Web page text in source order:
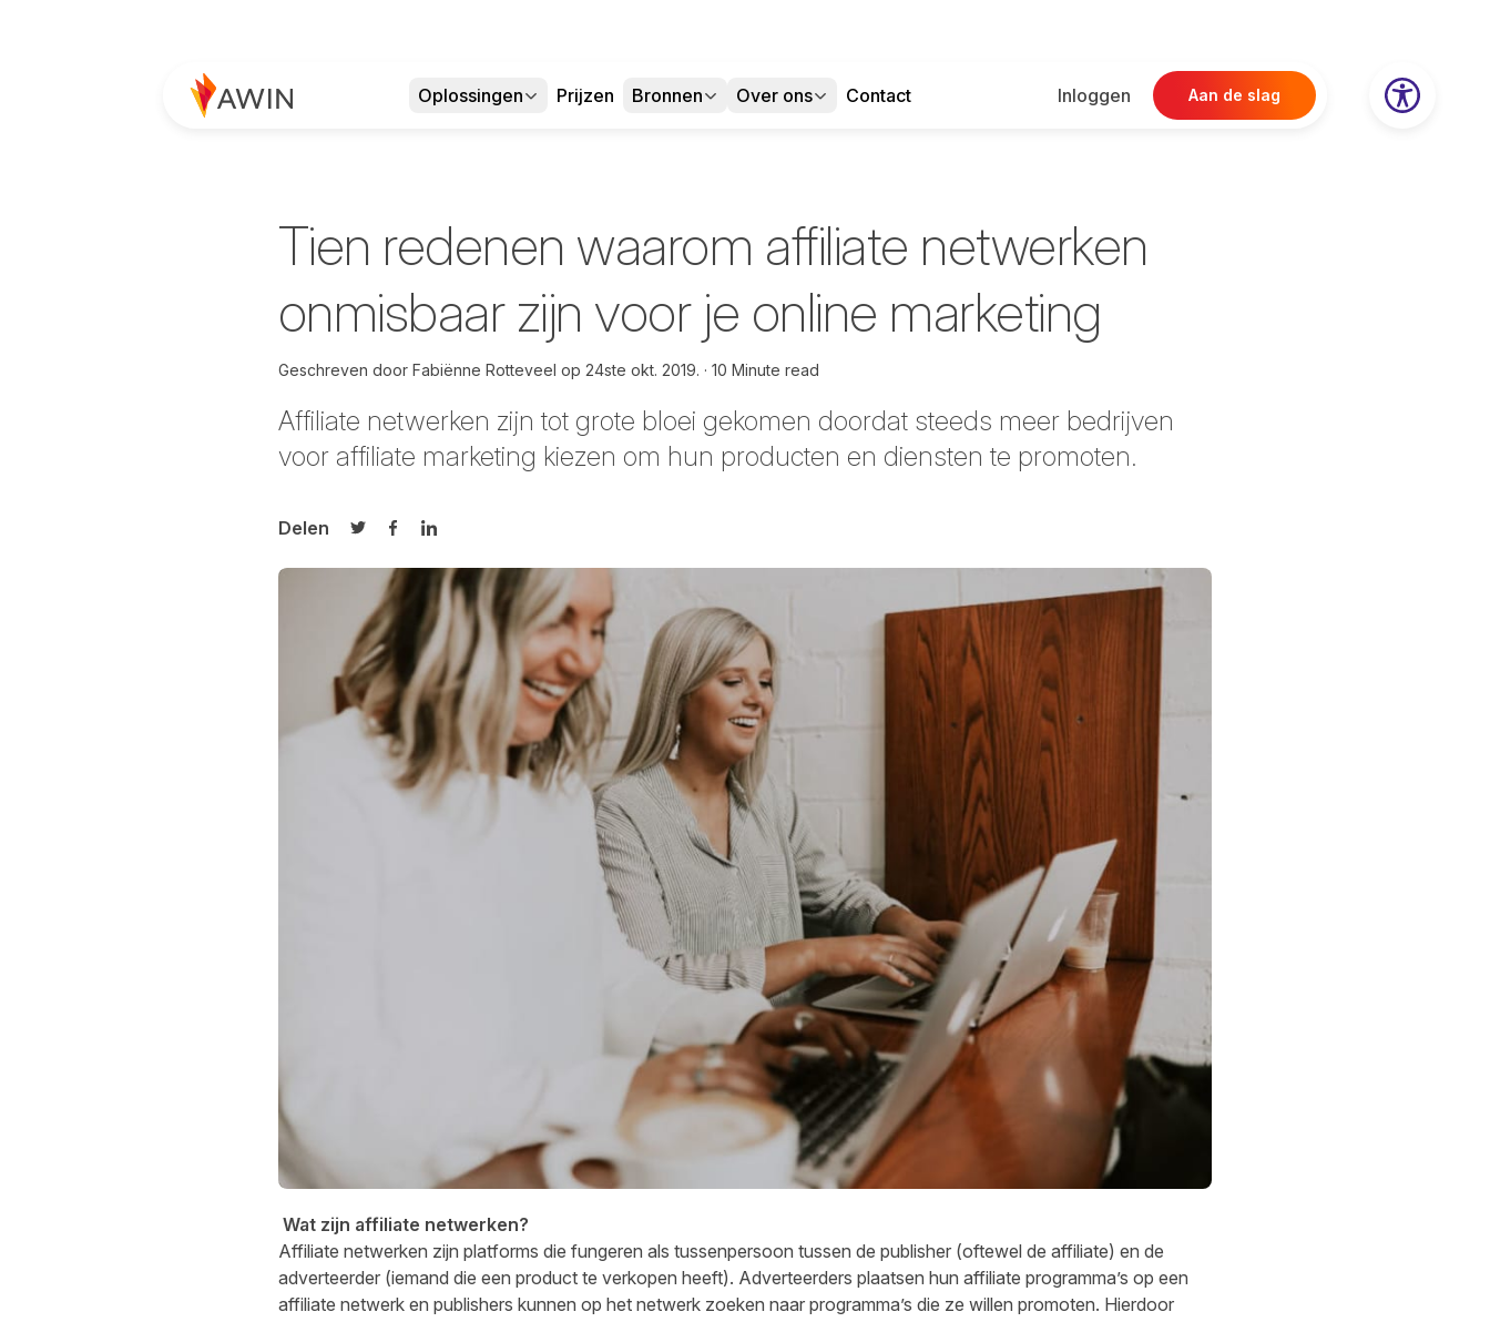
Oplossingen Prijzen Bronnen Over ons Contact Inloggen Aan de slag
Tien redenen waarom affiliate netwerken
onmisbaar zijn voor je online marketing
Geschreven door Fabiënne Rotteveel op 24ste okt. 2019. 10 Minute read
Affiliate netwerken zijn tot grote bloei gekomen doordat steeds meer bedrijven
voor affiliate marketing kiezen om hun producten en diensten te promoten.
Delen
Delen op Twitter
Delen op Facebook
Delen op LinkedIn
Wat zijn affiliate netwerken?
Affiliate netwerken zijn platforms die fungeren als tussenpersoon tussen de publisher (oftewel de affiliate) en de
adverteerder (iemand die een product te verkopen heeft). Adverteerders plaatsen hun affiliate programma’s op een
affiliate netwerk en publishers kunnen op het netwerk zoeken naar programma’s die ze willen promoten. Hierdoor